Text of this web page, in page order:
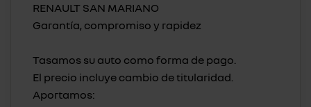
RENAULT SAN MARIANO
Garantía, compromiso y rapidez
Tasamos su auto como forma de pago.
El precio incluye cambio de titularidad.
Aportamos: